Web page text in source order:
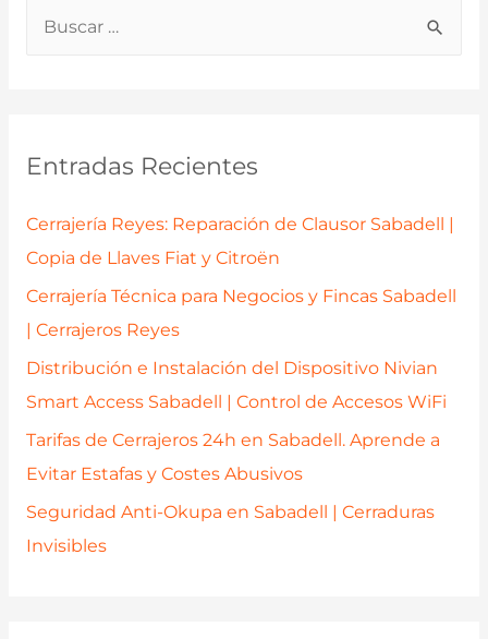
p
o
:
Entradas Recientes
Cerrajería Reyes: Reparación de Clausor Sabadell |
Copia de Llaves Fiat y Citroën
Cerrajería Técnica para Negocios y Fincas Sabadell
| Cerrajeros Reyes
Distribución e Instalación del Dispositivo Nivian
Smart Access Sabadell | Control de Accesos WiFi
Tarifas de Cerrajeros 24h en Sabadell. Aprende a
Evitar Estafas y Costes Abusivos
Seguridad Anti-Okupa en Sabadell | Cerraduras
Invisibles